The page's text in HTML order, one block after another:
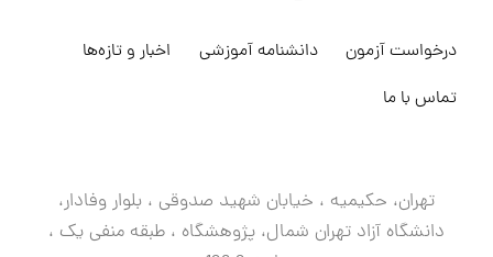
درخواست آزمون دانشنامه آموزشی
اخبار و تازه‌ها
تماس با ما
تهران، حکیمیه ، خیابان شهید صدوقی ، بلوار وفادار،
دانشگاه آزاد تهران شمال، پژوهشگاه ، طبقه منفی یک ،